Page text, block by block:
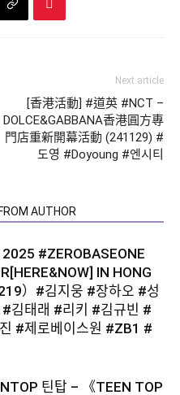
Next article
[香港活動] #道英 #NCT –
DOLCE&GABBANA香港圓方專
門店重新開幕活動 (241129) #
도영 #Doyoung #엔시티
AUTHOR
#ZEROBASEONE
IN HONG
）#김지웅 #장하오 #성
김태래 #리키 #김규빈 #
#제로베이스원 #ZB1 #
틴탑 – 《TEEN TOP